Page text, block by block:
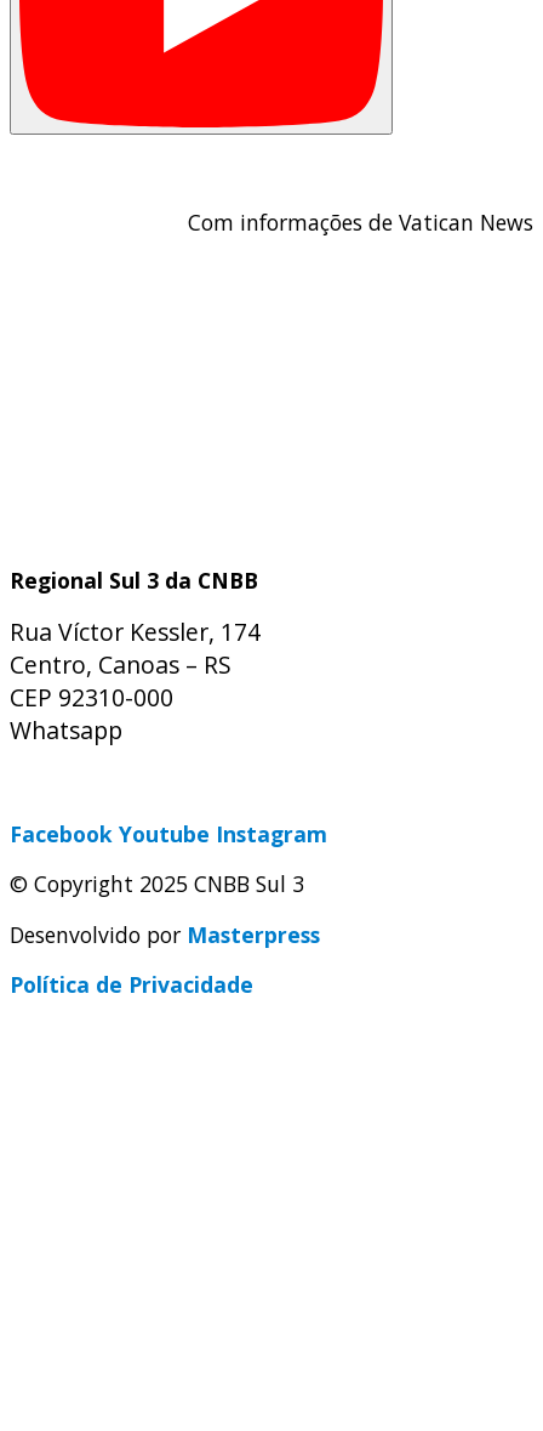
Com informações de Vatican News
Regional Sul 3 da CNBB
Rua Víctor Kessler, 174
Centro, Canoas – RS
CEP 92310-000
Whatsapp
Facebook Youtube Instagram
© Copyright 2025 CNBB Sul 3
Desenvolvido por Masterpress
Política de Privacidade